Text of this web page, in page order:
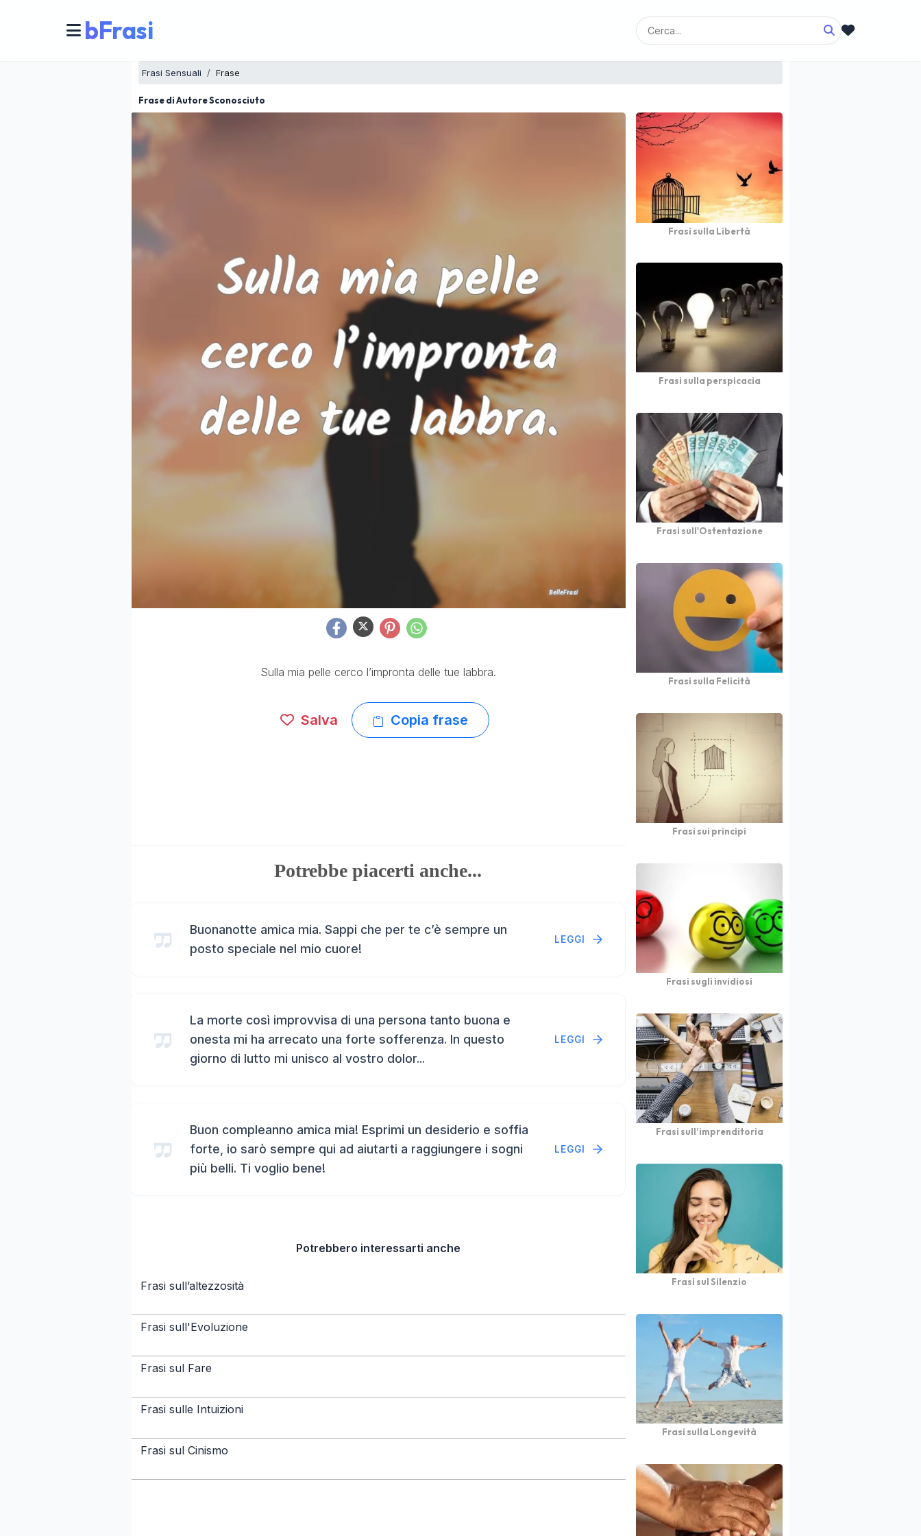
bFrasi
Frasi Sensuali Frase
Frase di Autore Sconosciuto
Sulla mia pelle cerco l’impronta delle tue labbra.
Salva Copia frase
Potrebbe piacerti anche...
Buonanotte amica mia. Sappi che per te c’è sempre un
posto speciale nel mio cuore!
LEGGI
La morte così improvvisa di una persona tanto buona e
onesta mi ha arrecato una forte sofferenza. In questo
giorno di lutto mi unisco al vostro dolor...
LEGGI
Buon compleanno amica mia! Esprimi un desiderio e soffia
forte, io sarò sempre qui ad aiutarti a raggiungere i sogni
più belli. Ti voglio bene!
LEGGI
Potrebbero interessarti anche
Frasi sull’altezzosità
Frasi sull'Evoluzione
Frasi sul Fare
Frasi sulle Intuizioni
Frasi sul Cinismo
Frasi sulla Libertà
Frasi sulla perspicacia
Frasi sull'Ostentazione
Frasi sulla Felicità
Frasi sui principi
Frasi sugli invidiosi
Frasi sull’imprenditoria
Frasi sul Silenzio
Frasi sulla Longevità